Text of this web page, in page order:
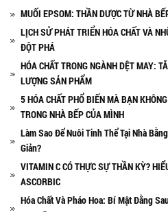
MUỐI EPSOM: THẦN DƯỢC TỪ NHÀ
LỊCH SỬ PHÁT TRIỂN HÓA CHẤT VÀ
ĐỘT PHÁ
HÓA CHẤT TRONG NGÀNH DỆT MAY:
LƯỢNG SẢN PHẨM
5 HÓA CHẤT PHỔ BIẾN MÀ BẠN
TRONG NHÀ BẾP CỦA MÌNH
Làm Sao Để Nuôi Tinh Thể Tại Nhà
Giản?
VITAMIN C CÓ THỰC SỰ THẦN KỲ?
ASCORBIC
Hóa Chất Và Pháo Hoa: Bí Mật Đằng